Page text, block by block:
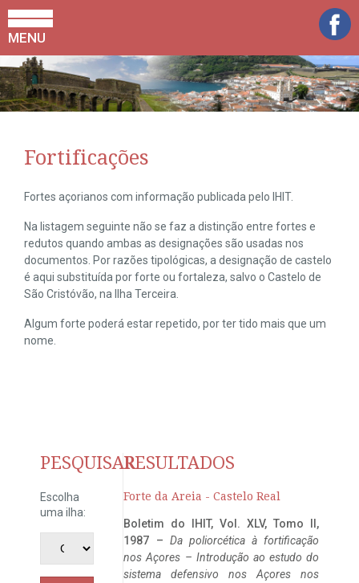
MENU
Fortificações
Fortes açorianos com informação publicada pelo IHIT.
Na listagem seguinte não se faz a distinção entre fortes e
redutos quando ambas as designações são usadas nos
documentos. Por razões tipológicas, a designação de castelo
é aqui substituída por forte ou fortaleza, salvo o Castelo de
São Cristóvão, na Ilha Terceira.
Algum forte poderá estar repetido, por ter tido mais que um
nome.
PESQUISAR
Escolha
uma ilha:
RESULTADOS
Forte da Areia - Castelo Real
Boletim do IHIT, Vol. XLV, Tomo II,
1987 – Da poliorcética à fortificação
nos Açores – Introdução ao estudo do
sistema defensivo nos Açores nos